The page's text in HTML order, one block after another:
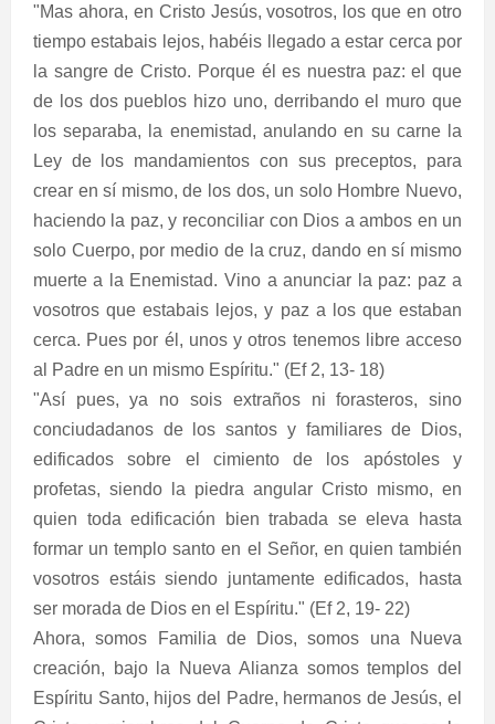
"Mas ahora, en Cristo Jesús, vosotros, los que en otro
tiempo estabais lejos, habéis llegado a estar cerca por
la sangre de Cristo. Porque él es nuestra paz: el que
de los dos pueblos hizo uno, derribando el muro que
los separaba, la enemistad, anulando en su carne la
Ley de los mandamientos con sus preceptos, para
crear en sí mismo, de los dos, un solo Hombre Nuevo,
haciendo la paz, y reconciliar con Dios a ambos en un
solo Cuerpo, por medio de la cruz, dando en sí mismo
muerte a la Enemistad. Vino a anunciar la paz: paz a
vosotros que estabais lejos, y paz a los que estaban
cerca. Pues por él, unos y otros tenemos libre acceso
al Padre en un mismo Espíritu." (Ef 2, 13- 18)
"Así pues, ya no sois extraños ni forasteros, sino
conciudadanos de los santos y familiares de Dios,
edificados sobre el cimiento de los apóstoles y
profetas, siendo la piedra angular Cristo mismo, en
quien toda edificación bien trabada se eleva hasta
formar un templo santo en el Señor, en quien también
vosotros estáis siendo juntamente edificados, hasta
ser morada de Dios en el Espíritu." (Ef 2, 19- 22)
Ahora, somos Familia de Dios, somos una Nueva
creación, bajo la Nueva Alianza somos templos del
Espíritu Santo, hijos del Padre, hermanos de Jesús, el